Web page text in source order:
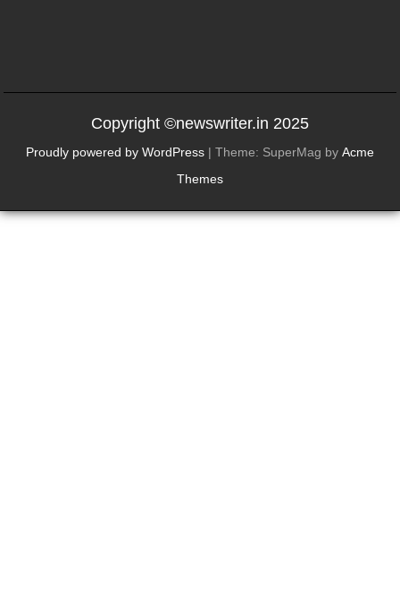
Copyright ©newswriter.in 2025
Proudly powered by WordPress | Theme: SuperMag by Acme
Themes